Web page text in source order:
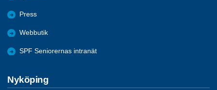
Press
Webbutik
SPF Seniorernas intranät
Nyköping